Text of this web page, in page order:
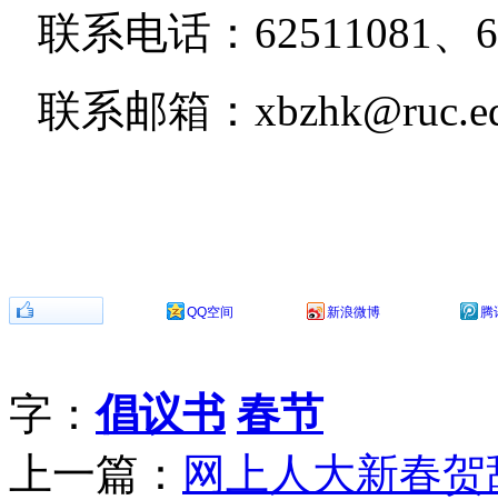
联系电话：62511081、
联系邮箱：
QQ空间 新浪微博 腾
字：倡议书 春节
上一篇： 网上人大新春贺